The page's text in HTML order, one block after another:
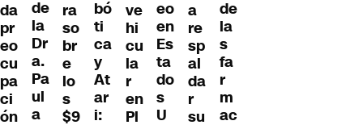
da
pr
eo
cu
pa
ci
ón
de
la
Dr
a.
Pa
ul
a
ra
so
br
e
lo
s
$9
bó
ti
ca
y
At
ar
i:
ve
hi
cu
la
r
en
Pl
eo
en
Es
ta
do
s
U
a
re
sp
al
da
r
su
de
la
s
fa
r
m
ac